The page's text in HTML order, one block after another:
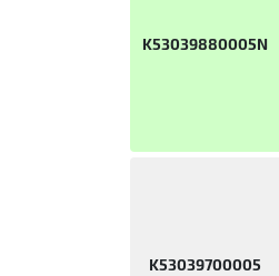
K53039880005N
K53039700005